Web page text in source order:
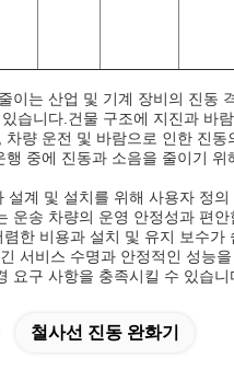
는 산업 및 기계 장비의 진동
습니다.건물 구조에 지진과
량 운전 및 바람으로 인한 진
중에 진동과 소음을 줄이기
계 및 설치를 위해 사용자 정의
송 차량의 운영 안정성과 편안
한 비용과 설치 및 유지 보수가
서비스 수명과 안정적인 성능을
요구 사항을 충족시킬 수 있습니
철사선 진동 완화기